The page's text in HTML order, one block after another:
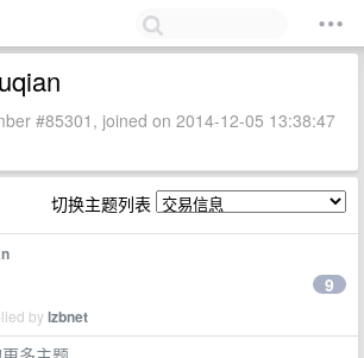
#85301, joined on 2014-12-05 13:38:47
切换主题列表
bylzbnet
9